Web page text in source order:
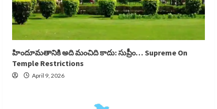
హిందూమతానికి అది మంచిది కాదు: సుప్రీం… Supreme On
Temple Restrictions
April 9, 2026